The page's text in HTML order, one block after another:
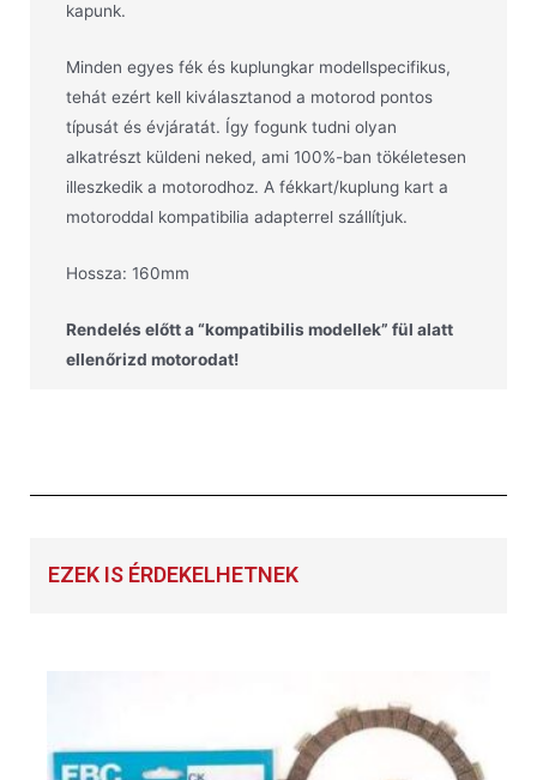
kapunk.
Minden egyes fék és kuplungkar modellspecifikus,
tehát ezért kell kiválasztanod a motorod pontos
típusát és évjáratát. Így fogunk tudni olyan
alkatrészt küldeni neked, ami 100%-ban tökéletesen
illeszkedik a motorodhoz. A fékkart/kuplung kart a
motoroddal kompatibilia adapterrel szállítjuk.
Hossza: 160mm
Rendelés előtt a “kompatibilis modellek” fül alatt
ellenőrizd motorodat!
EZEK IS ÉRDEKELHETNEK